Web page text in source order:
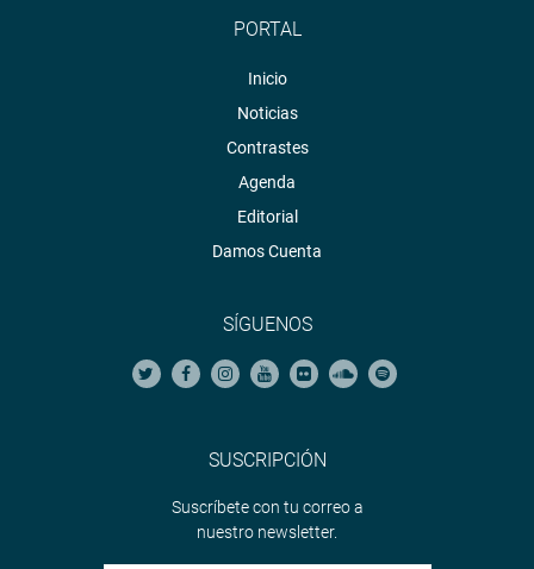
PORTAL
Inicio
Noticias
Contrastes
Agenda
Editorial
Damos Cuenta
SÍGUENOS
SUSCRIPCIÓN
Suscríbete con tu correo a
nuestro newsletter.